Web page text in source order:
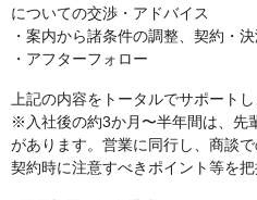
についての交渉・アドバイス
・案内から諸条件の調整、契約・決
・アフターフォロー
上記の内容をトータルでサポートし
※入社後の約3か月〜半年間は、先
があります。営業に同行し、商談
契約時に注意すべきポイント等を把